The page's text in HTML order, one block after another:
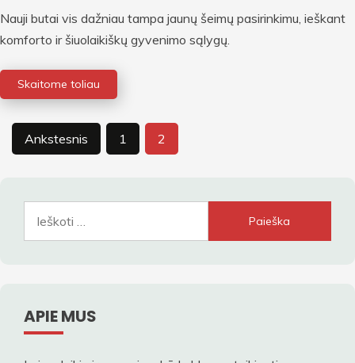
Nauji butai vis dažniau tampa jaunų šeimų pasirinkimu, ieškant
komforto ir šiuolaikiškų gyvenimo sąlygų.
Skaitome toliau
Įrašų
Ankstesnis 1 2
APIE MUS